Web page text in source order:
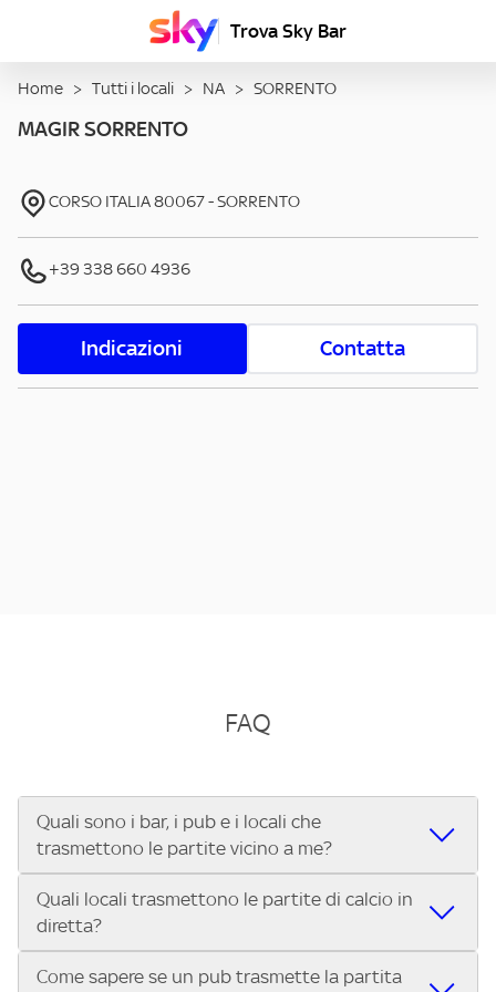
Trova Sky Bar
Home > Tutti i locali > NA > SORRENTO
MAGIR SORRENTO
CORSO ITALIA80067-SORRENTO
+39 338 660 4936
Indicazioni Contatta
FAQ
Quali sono i bar, i pub e i locali che
trasmettono le partite vicino a me?
Se cerchi un bar, pub, ristorante o locale vicino a te per
vedere le partite di Serie A ENILIVE, la Serie C Sky Wifi, la
UEFA Champions League, la UEFA Europa League, la UEFA
Conference League, il Tennis, la Formula 1®, la MotoGP™ e
Quali locali trasmettono le partite di calcio in
diretta?
Vuoi sapere quali bar, pub o ristoranti mostrano le partite
Come sapere se un pub trasmette la partita